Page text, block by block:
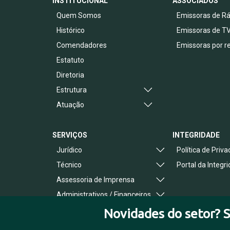
Novidades do setor?
Quem Somos
Histórico
Comendadores
Estatuto
Diretoria
Estrutura
Atuação
Emissoras de
Emissoras de
Emissoras por
SERVIÇOS
Jurídico
Técnico
Assessoria de Imprensa
Administrativos / Financeiros
Benefícios ao Associado
INTEGRIDADE
Política de
Portal da